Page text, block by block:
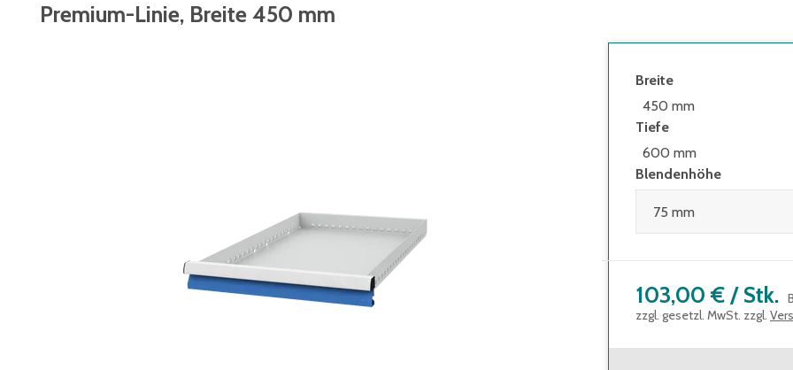
Premium-Linie, Breite 450 mm
Breite
450 mm
Tiefe
600 mm
Blendenhöhe
103,00 € / Stk.
zzgl. gesetzl. MwSt. zzgl.